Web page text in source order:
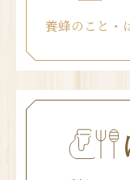
養蜂のこと・